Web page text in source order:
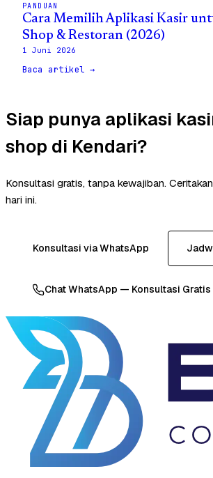
PANDUAN
Cara Memilih Aplikasi Kasir
Shop & Restoran (2026)
1 Juni 2026
Baca artikel →
Siap punya aplikasi
shop di Kendari?
Konsultasi gratis, tanpa kewajiban.
hari ini.
Konsultasi via WhatsApp
Chat WhatsApp — Konsultasi Gratis